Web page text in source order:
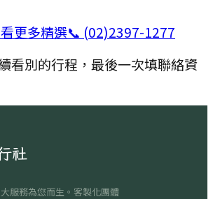
看更多精選📞 (02)2397-1277
看別的行程，最後一次填聯絡資
社
服務為您而生。客製化團體